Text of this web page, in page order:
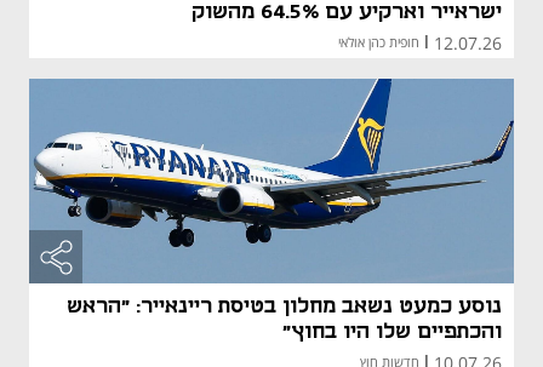
ישראייר וארקיע עם 64.5% מהשוק
12.07.26
| חופית כהן אולאי
נוסע כמעט נשאב מחלון בטיסת ריינאייר: "הראש
והכתפיים שלו היו בחוץ"
חדשות חוץ